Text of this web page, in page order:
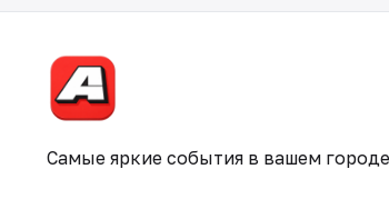
Самые яркие события в вашем